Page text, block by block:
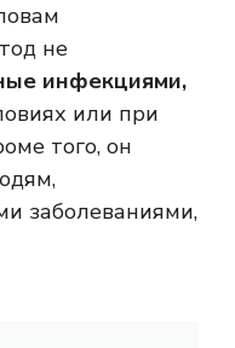
не
инфекциями,
или при
того, он
заболеваниями,